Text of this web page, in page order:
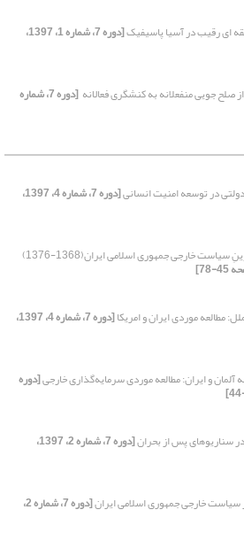
ای رقیب در آسیا پاسیفیک [دوره 7، شماره 1، 1397،
صلح جویی منفعلانه به کنشگری فعالانه [دوره 7، شماره
در توسعه امنیت انسانی [دوره 7، شماره 4، 1397،
خارجی جمهوری اسلامی ایران(1368-1376)‏
مطالعه موردی ایران و امریکا [دوره 7، شماره 4، 1397،
آلمان و ایران: مطالعه موردی سرمایه‌گذاری خارجی[دوره
سناریوهای پس از بحران [دوره 7، شماره 2، 1397،
خارجی جمهوری اسلامی ایران [دوره 7، شماره 2،